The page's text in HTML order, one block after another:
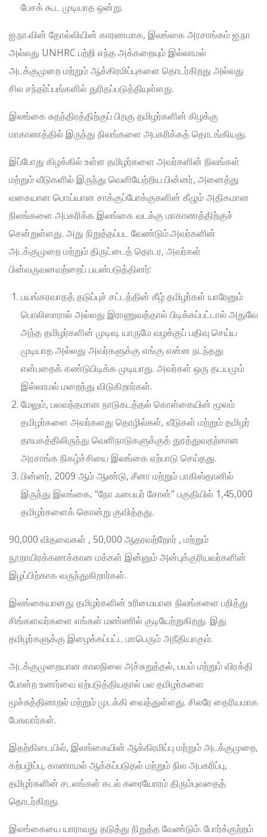
பேசக் கூட முடியாத ஒன்று.
ஐ.நா.வின் தோல்வியின் காரணமாக, இலங்கை அரசாங்கம் ஐ.நா
அல்லது UNHRC பற்றி எந்த அக்கறையும் இல்லாமல்
அடக்குமுறை மற்றும் ஆக்கிரமிப்புகளை தொடர்கிறது அல்லது
சில சந்தர்ப்பங்களில் துரிதப்படுத்தியுள்ளது.
இலங்கை சுதந்திரத்திற்குப் பிறகு தமிழர்களின் கிழக்கு
மாகாணத்தில் இருந்து நிலங்களை அபகரிக்கத் தொடங்கியது.
இப்போது கிழக்கில் உள்ள தமிழர்களை அவர்களின் நிலங்கள்
மற்றும் வீடுகளில் இருந்து வெளியேற்றிய பின்னர், அனைத்து
வகையான பொய்யான சாக்குப்போக்குகளின் கீழும் அதிகமான
நிலங்களை அபகரிக்க இலங்கை வடக்கு மாகாணத்திற்குச்
சென்றுள்ளது. அது நிறுத்தப்பட வேண்டும்.அவர்களின்
அடக்குமுறை மற்றும் திருட்டைத் தொடர, அவர்கள்
பின்வருவனவற்றைப் பயன்படுத்தினர்:
பயங்கரவாதத் தடுப்புச் சட்டத்தின் கீழ் தமிழர்கள் யாரேனும்
பொலிஸாரால் அல்லது இராணுவத்தால் பிடிக்கப்பட்டால் அதுவே
அந்த தமிழர்களின் முடிவு. யாருமே வழக்குப் பதிவு செய்ய
முடியாத அல்லது அவர்களுக்கு எங்கு என்ன நடந்தது
என்பதைக் கண்டுபிடிக்க முடியாது. அவர்கள் ஒரு தடயமும்
இல்லாமல் மறைந்து விடுகிறார்கள்.
மேலும், பலவந்தமான நாடுகடத்தல் கொள்கையின் மூலம்
தமிழர்களை அவர்களது தொழில்கள், வீடுகள் மற்றும் தமிழர்
தாயகத்திலிருந்து வெளிநாடுகளுக்குத் துரத்துவதற்கான
அரசாங்க நிகழ்ச்சியை இலங்கை ஏற்பாடு செய்தது.
பின்னர், 2009 ஆம் ஆண்டு, சீனா மற்றும் பாகிஸ்தானில்
இருந்து இலங்கை, “நோ ஃபையர் சோன்” பகுதியில் 1,45,000
தமிழர்களைக் கொன்று குவித்தது.
90,000 விதவைகள் , 50,000 ஆதரவற்றோர் , மற்றும்
நூறாயிரக்கணக்கான மக்கள் இன்னும் அன்புக்குரியவர்களின்
இழப்பிற்காக வருந்துகிறார்கள்.
இலங்கையானது தமிழர்களின் உரிமையான நிலங்களை பறித்து
சிங்களவர்களை எங்கள் மண்ணில் குடியேற்றுகிறது. இது
தமிழர்களுக்கு இழைக்கப்பட்ட மாபெரும் அநீதியாகும்.
அடக்குமுறையான காலநிலை அச்சுறுத்தல், பயம் மற்றும் விரக்தி
போன்ற உணர்வை ஏற்படுத்தியதால் பல தமிழர்களை
மூச்சுத்திணறல் மற்றும் முடக்கி வைத்துள்ளது. சிலரே தைரியமாக
பேசுவார்கள்.
இதற்கிடையில், இலங்கையின் ஆக்கிரமிப்பு மற்றும் அடக்குமுறை,
கற்பழிப்பு, காணாமல் ஆக்கப்படுதல் மற்றும் நில அபகரிப்பு,
தமிழர்களின் சடலங்கள் கடல் கரையோரம் திரும்புவதைத்
தொடர்கிறது.
இலங்கையை யாராவது தடுத்து நிறுத்த வேண்டும். போர்க்குற்றம்